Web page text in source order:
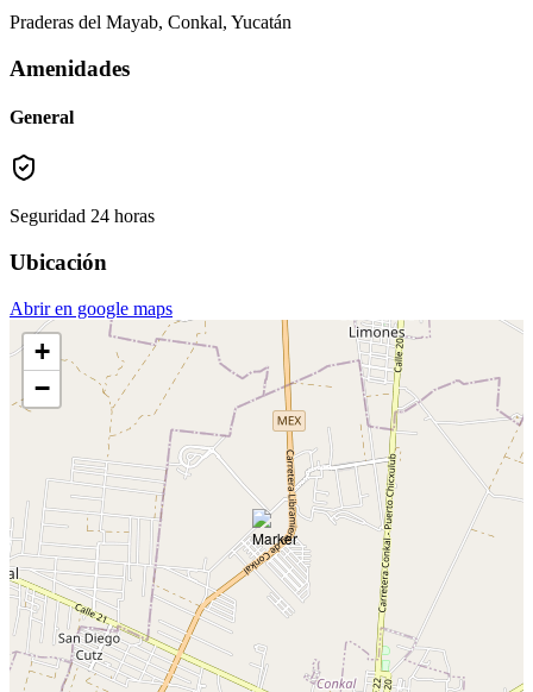
Praderas del Mayab, Conkal, Yucatán
Amenidades
General
Seguridad 24 horas
Ubicación
Abrir en google maps
+
−